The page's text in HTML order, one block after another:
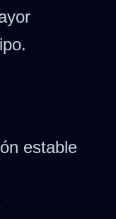
estable